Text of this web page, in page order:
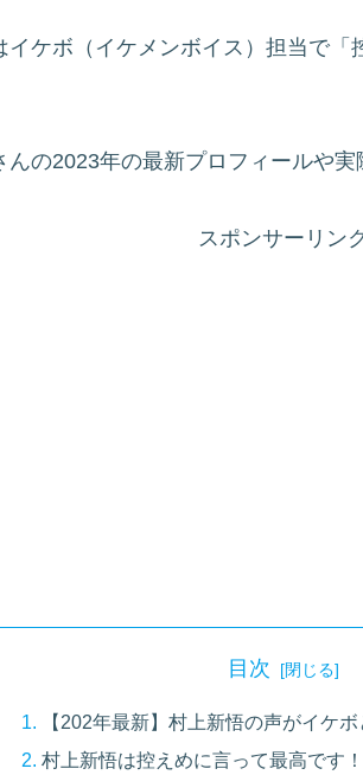
イケボ（イケメンボイス）担当で「
の2023年の最新プロフィールや実
スポンサーリン
目次
【202年最新】村上新悟の声がイケボ
村上新悟は控えめに言って最高です！